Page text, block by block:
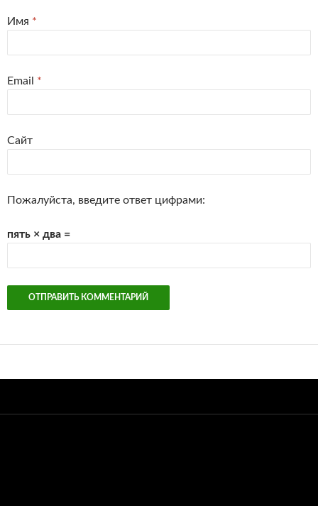
Имя *
Email *
Сайт
Пожалуйста, введите ответ цифрами:
пять × два =